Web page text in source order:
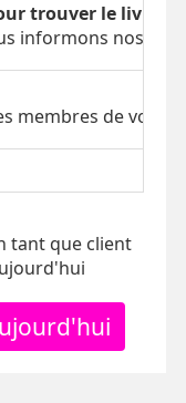
trouver le livre
informons nos
membres de votre
tant que client